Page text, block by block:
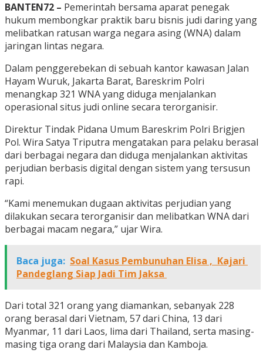
BANTEN72 – Pemerintah bersama aparat penegak
hukum membongkar praktik baru bisnis judi daring yang
melibatkan ratusan warga negara asing (WNA) dalam
jaringan lintas negara.
Dalam penggerebekan di sebuah kantor kawasan Jalan
Hayam Wuruk, Jakarta Barat, Bareskrim Polri
menangkap 321 WNA yang diduga menjalankan
operasional situs judi online secara terorganisir.
Direktur Tindak Pidana Umum Bareskrim Polri Brigjen
Pol. Wira Satya Triputra mengatakan para pelaku berasal
dari berbagai negara dan diduga menjalankan aktivitas
perjudian berbasis digital dengan sistem yang tersusun
rapi.
“Kami menemukan dugaan aktivitas perjudian yang
dilakukan secara terorganisir dan melibatkan WNA dari
berbagai macam negara,” ujar Wira.
Baca juga: Soal Kasus Pembunuhan Elisa , Kajari
Pandeglang Siap Jadi Tim Jaksa
Dari total 321 orang yang diamankan, sebanyak 228
orang berasal dari Vietnam, 57 dari China, 13 dari
Myanmar, 11 dari Laos, lima dari Thailand, serta masing-
masing tiga orang dari Malaysia dan Kamboja.